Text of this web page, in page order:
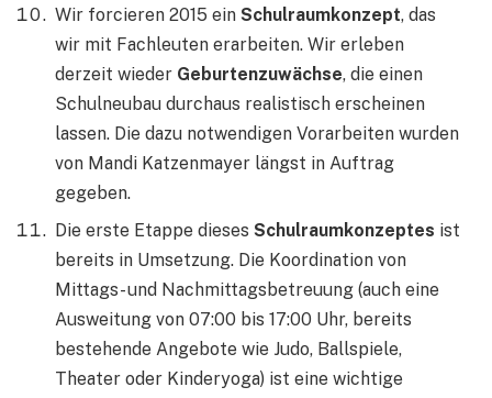
Wir forcieren 2015 ein Schulraumkonzept, das
wir mit Fachleuten erarbeiten. Wir erleben
derzeit wieder Geburtenzuwächse, die einen
Schulneubau durchaus realistisch erscheinen
lassen. Die dazu notwendigen Vorarbeiten wurden
von Mandi Katzenmayer längst in Auftrag
gegeben.
Die erste Etappe dieses Schulraumkonzeptes ist
bereits in Umsetzung. Die Koordination von
Mittags- und Nachmittagsbetreuung (auch eine
Ausweitung von 07:00 bis 17:00 Uhr, bereits
bestehende Angebote wie Judo, Ballspiele,
Theater oder Kinderyoga) ist eine wichtige